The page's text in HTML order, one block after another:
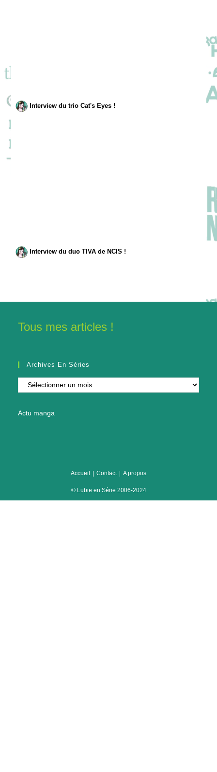
Interview du trio Cat's Eyes !
Interview du duo TIVA de NCIS !
Tous mes articles !
Archives En Séries
Archives
en
Actu manga
Accueil Contact A propos
© Lubie en Série 2006-2024